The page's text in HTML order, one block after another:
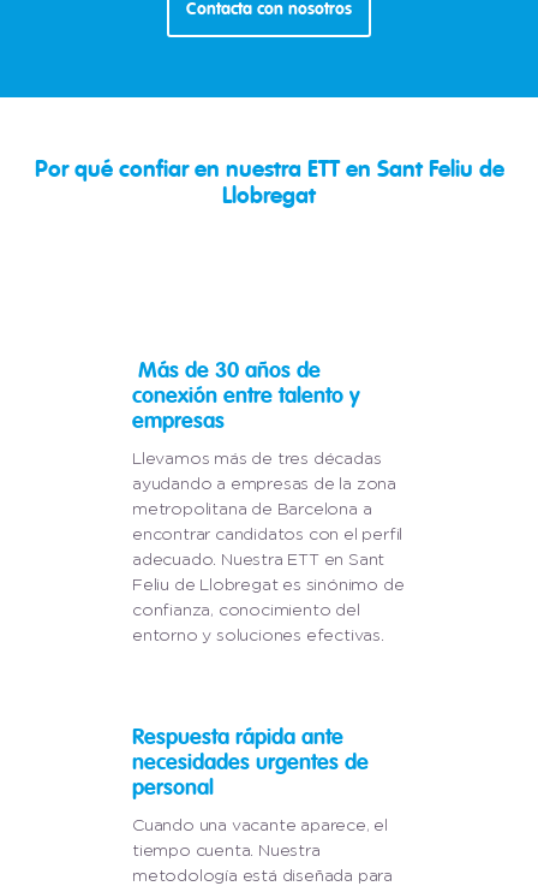
Contacta con nosotros
Por qué confiar en nuestra ETT en Sant Feliu de
Llobregat
Más de 30 años de
conexión entre talento y
empresas
Llevamos más de tres décadas
ayudando a empresas de la zona
metropolitana de Barcelona a
encontrar candidatos con el perfil
adecuado. Nuestra ETT en Sant
Feliu de Llobregat es sinónimo de
confianza, conocimiento del
entorno y soluciones efectivas.
Respuesta rápida ante
necesidades urgentes de
personal
Cuando una vacante aparece, el
tiempo cuenta. Nuestra
metodología está diseñada para